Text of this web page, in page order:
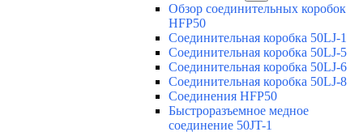
Обзор соединительных коробок
HFP50
Соединительная коробка 50LJ-1
Соединительная коробка 50LJ-5
Соединительная коробка 50LJ-6
Соединительная коробка 50LJ-8
Соединения HFP50
Быстроразъемное медное
соединение 50JT-1